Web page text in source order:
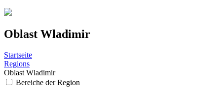
Oblast Wladimir
Startseite
Regions
Oblast Wladimir
Bereiche der Region